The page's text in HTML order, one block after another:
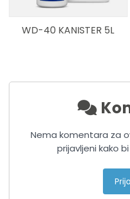
40 KANISTER 5L
Nema komentara za
prijavljeni kako